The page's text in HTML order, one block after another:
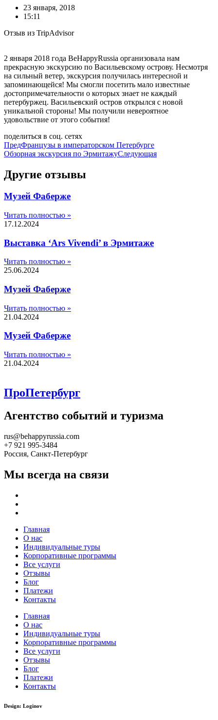
23 января, 2018
15:11
Отзыв из TripAdvisor
2 января 2018 года BeHappyRussia организовала нам
прекрасную экскурсию по Васильевскому острову. Несмотря
на сильный ветер, экскурсия получилась интересной и
запоминающейся! Мы смогли посетить мало известные
достопримечательности о которых знает не каждый
петербуржец. Васильевский остров открылся с новой
уникальной стороны! Мы получили невероятное
удовольствие от этого события!
поделиться в соц. сетях
ПредФранцузы в императорском Петербурге
Обзорная экскурсия по ЭрмитажуСледующая
Другие отзывы
Музей Фаберже
Читать полностью »
17.12.2024
Выставка ‘Ars Vivendi’ в Эрмитаже
Читать полностью »
25.06.2024
Музей Фаберже
Читать полностью »
21.04.2024
Музей Фаберже
Читать полностью »
21.04.2024
ПроПетербург
Агентство событий и туризма
rus@behappyrussia.com
+7 921 995-3484
Россия, Санкт-Петербург
Мы всегда на связи
Главная
О нас
Индивидуальные туры
Корпоративные программы
Все услуги
Отзывы
Блог
Платежи
Контакты
Главная
О нас
Индивидуальные туры
Корпоративные программы
Все услуги
Отзывы
Блог
Платежи
Контакты
Design: Loginov